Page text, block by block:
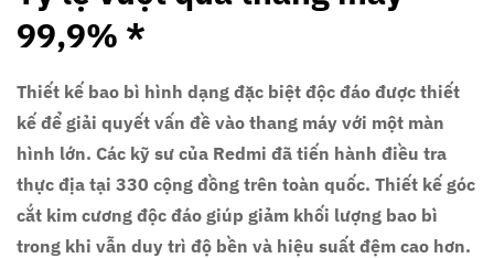
99,9% *
Thiết kế bao bì hình dạng đặc biệt độc đáo được thiết
kế để giải quyết vấn đề vào thang máy với một màn
hình lớn. Các kỹ sư của Redmi đã tiến hành điều tra
thực địa tại 330 cộng đồng trên toàn quốc. Thiết kế góc
cắt kim cương độc đáo giúp giảm khối lượng bao bì
trong khi vẫn duy trì độ bền và hiệu suất đệm cao hơn.